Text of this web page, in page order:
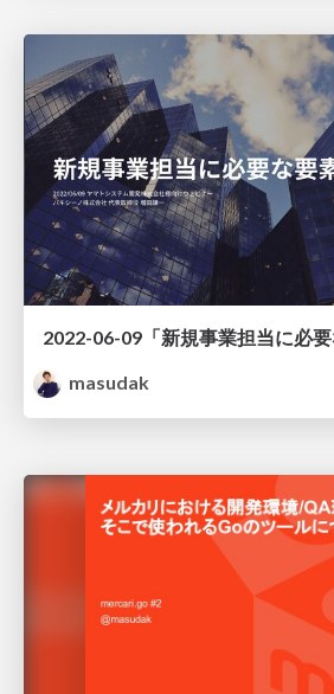
masudak